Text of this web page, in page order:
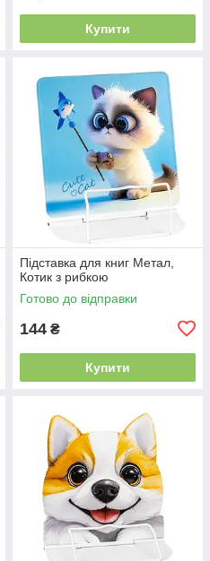
Купити
Підставка для книг Метал,
Котик з рибкою
Готово до відправки
144 ₴
Купити